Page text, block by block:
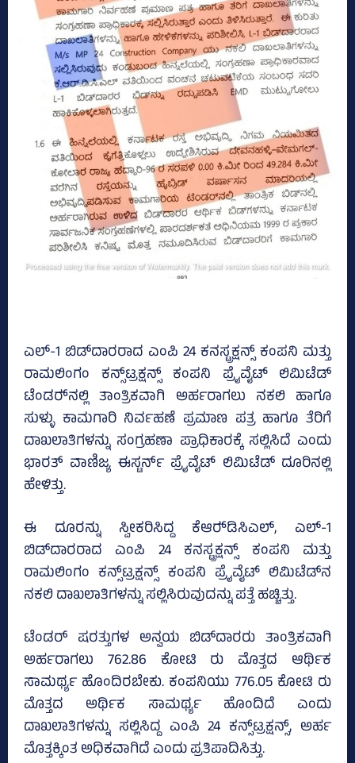
ಎಲ್‌-1 ಬಿಡ್‌ದಾರರಾದ ಎಂಪಿ 24 ಕನಸ್ಟ್ರಕ್ಷನ್ಸ್‌ ಕಂಪನಿ ಮತ್ತು
ರಾಮಲಿಂಗಂ ಕನ್ಸ್‌ಟ್ರಕ್ಷನ್ಸ್‌ ಕಂಪನಿ ಪ್ರೈವೈಟ್ ಲಿಮಿಟೆಡ್‌
ಟೆಂಡರ್‍‌ನಲ್ಲಿ ತಾಂತ್ರಿಕವಾಗಿ ಅರ್ಹರಾಗಲು ನಕಲಿ ಹಾಗೂ
ಸುಳ್ಳು ಕಾಮಗಾರಿ ನಿರ್ವಹಣೆ ಪ್ರಮಾಣ ಪತ್ರ ಹಾಗೂ ತೆರಿಗೆ
ದಾಖಲಾತಿಗಳನ್ನು ಸಂಗ್ರಹಣಾ ಪ್ರಾಧಿಕಾರಕ್ಕೆ ಸಲ್ಲಿಸಿದೆ ಎಂದು
ಭಾರತ್‌ ವಾಣಿಜ್ಯ ಈಸ್ಟರ್ನ್ ಪ್ರೈವೈಟ್‌ ಲಿಮಿಟೆಡ್‌ ದೂರಿನಲ್ಲಿ
ಹೇಳಿತ್ತು.
ಈ ದೂರನ್ನು ಸ್ವೀಕರಿಸಿದ್ದ ಕೆಆರ್‍‌ಡಿಸಿಎಲ್‌, ಎಲ್‌-1
ಬಿಡ್‌ದಾರರಾದ ಎಂಪಿ 24 ಕನಸ್ಟ್ರಕ್ಷನ್ಸ್‌ ಕಂಪನಿ ಮತ್ತು
ರಾಮಲಿಂಗಂ ಕನ್ಸ್‌ಟ್ರಕ್ಷನ್ಸ್‌ ಕಂಪನಿ ಪ್ರೈವೈಟ್ ಲಿಮಿಟೆಡ್‌ನ
ನಕಲಿ ದಾಖಲಾತಿಗಳನ್ನು ಸಲ್ಲಿಸಿರುವುದನ್ನು ಪತ್ತೆ ಹಚ್ಚಿತ್ತು.
ಟೆಂಡರ್ ಷರತ್ತುಗಳ ಅನ್ವಯ ಬಿಡ್‌ದಾರರು ತಾಂತ್ರಿಕವಾಗಿ
ಅರ್ಹರಾಗಲು 762.86 ಕೋಟಿ ರು ಮೊತ್ತದ ಆರ್ಥಿಕ
ಸಾಮರ್ಥ್ಯ ಹೊಂದಿರಬೇಕು. ಕಂಪನಿಯು 776.05 ಕೋಟಿ ರು
ಮೊತ್ತದ ಅರ್ಥಿಕ ಸಾಮರ್ಥ್ಯ ಹೊಂದಿದೆ ಎಂದು
ದಾಖಲಾತಿಗಳನ್ನು ಸಲ್ಲಿಸಿದ್ದ ಎಂಪಿ 24 ಕನ್ಸ್‌ಟ್ರಕ್ಷನ್ಸ್‌, ಅರ್ಹ
ಮೊತ್ತಕ್ಕಿಂತ ಅಧಿಕವಾಗಿದೆ ಎಂದು ಪ್ರತಿಪಾದಿಸಿತ್ತು.